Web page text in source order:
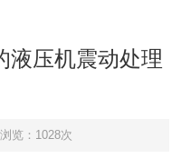
液压机震动处理
浏览：1028次